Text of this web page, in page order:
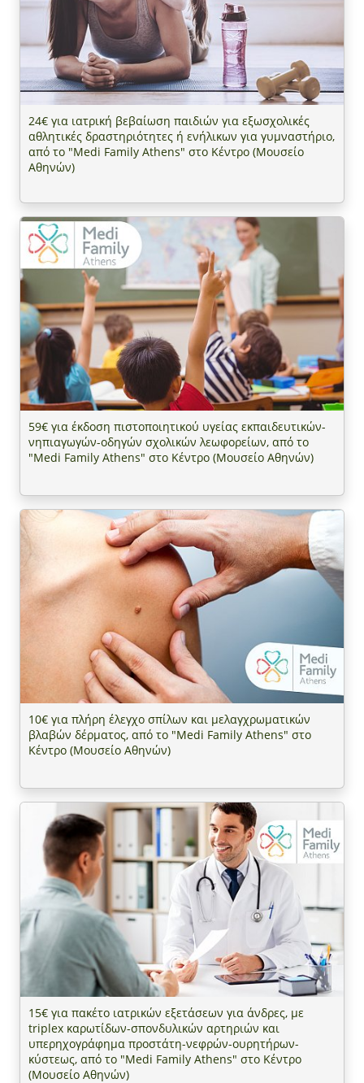
24€ για ιατρική βεβαίωση παιδιών για εξωσχολικές
αθλητικές δραστηριότητες ή ενήλικων για γυμναστήριο,
από το "Medi Family Athens" στο Κέντρο (Μουσείο
Αθηνών)
59€ για έκδοση πιστοποιητικού υγείας εκπαιδευτικών-
νηπιαγωγών-οδηγών σχολικών λεωφορείων, από το
"Medi Family Athens" στο Κέντρο (Μουσείο Αθηνών)
10€ για πλήρη έλεγχο σπίλων και μελαγχρωματικών
βλαβών δέρματος, από το "Medi Family Athens" στο
Κέντρο (Μουσείο Αθηνών)
15€ για πακέτο ιατρικών εξετάσεων για άνδρες, με
triplex καρωτίδων-σπονδυλικών αρτηριών και
υπερηχογράφημα προστάτη-νεφρών-ουρητήρων-
κύστεως, από το "Medi Family Athens" στο Κέντρο
(Μουσείο Αθηνών)